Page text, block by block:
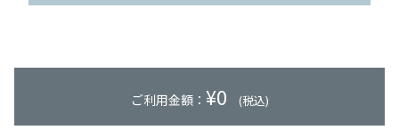
ご利用金額： ¥0 (税込)